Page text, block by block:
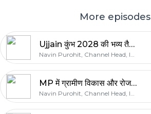
More episodes
Ujjain कुंभ 2028 की भव्य तैयारी, विनोद गोटिया जी से खास बातचीत ! | The Navin Purohit Show | Podcast
Navin Purohit, Channel Head, IND24
MP में ग्रामीण विकास और रोजगार, मंत्री राधा सिंह का विजन ! | The Navin Purohit Show | IND24 Podcast
Navin Purohit, Channel Head, IND24